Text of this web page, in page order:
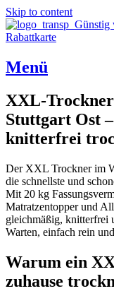
Skip to content
Menü
XXL-
Stuttgart Ost
knitterfrei
Der XXL Trockner im
die schnellste und
Mit 20 kg
Matratzentopper und
gleichmäßig, knitterfrei
Warten, einfach rein
Warum ein
zuhause